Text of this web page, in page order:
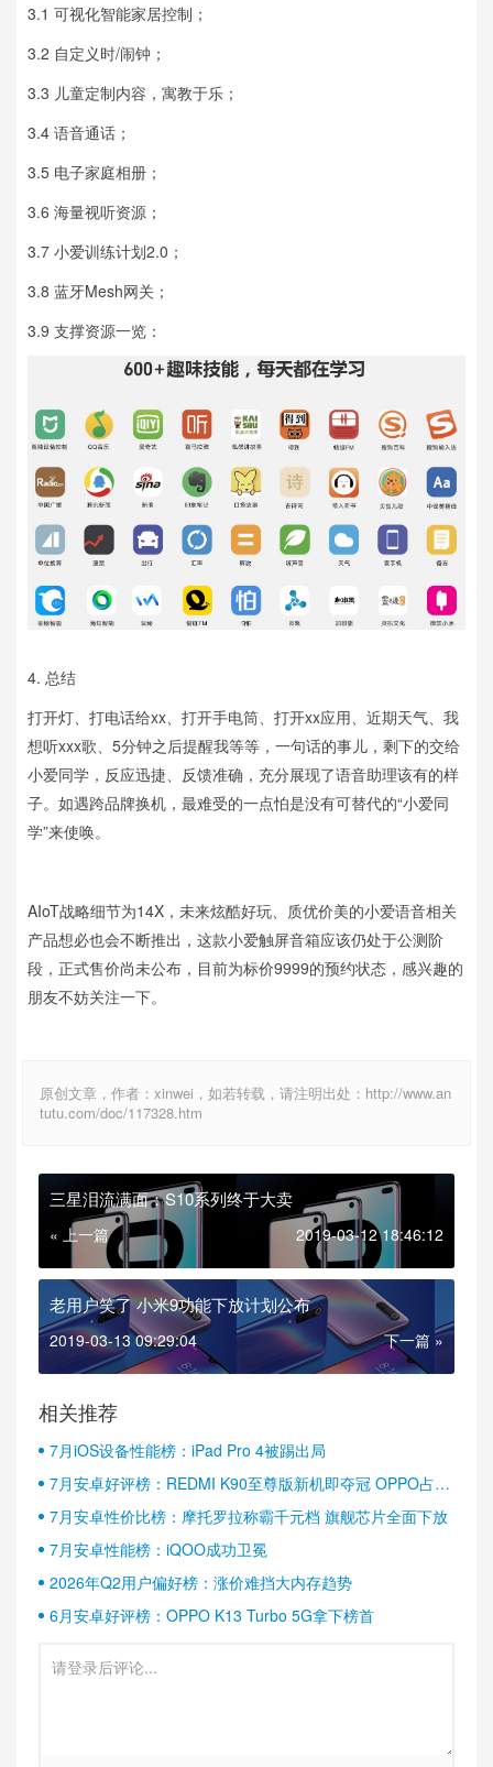
3.1 可视化智能家居控制；
3.2 自定义时/闹钟；
3.3 儿童定制内容，寓教于乐；
3.4 语音通话；
3.5 电子家庭相册；
3.6 海量视听资源；
3.7 小爱训练计划2.0；
3.8 蓝牙Mesh网关；
3.9 支撑资源一览：
4. 总结
打开灯、打电话给xx、打开手电筒、打开xx应用、近期天气、我
想听xxx歌、5分钟之后提醒我等等，一句话的事儿，剩下的交给
小爱同学，反应迅捷、反馈准确，充分展现了语音助理该有的样
子。如遇跨品牌换机，最难受的一点怕是没有可替代的“小爱同
学”来使唤。
AIoT战略细节为14X ，未来炫酷好玩、质优价美的小爱语音相关
产品想必也会不断推出，这款小爱触屏音箱应该仍处于公测阶
段，正式售价尚未公布，目前为标价9999的预约状态，感兴趣的
朋友不妨关注一下。
原创文章，作者：xinwei，如若转载，请注明出处：http://www.an
tutu.com/doc/117328.htm
三星泪流满面：S10系列终于大卖
« 上一篇 2019-03-12 18:46:12
老用户笑了 小米9功能下放计划公布
2019-03-13 09:29:04 下一篇 »
相关推荐
7月iOS设备性能榜：iPad Pro 4被踢出局
7月安卓好评榜：REDMI K90至尊版新机即夺冠 OPPO占据
半壁江山
7月安卓性价比榜：摩托罗拉称霸千元档 旗舰芯片全面下放
7月安卓性能榜：iQOO成功卫冕
2026年Q2用户偏好榜：涨价难挡大内存趋势
6月安卓好评榜：OPPO K13 Turbo 5G拿下榜首